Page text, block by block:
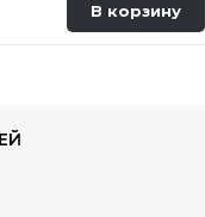
В корзину